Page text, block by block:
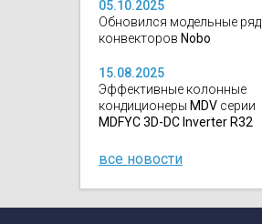
05.10.2025
Обновился модельные ряд
конвекторов Nobo
15.08.2025
Эффективные колонные
кондиционеры MDV серии
MDFYC 3D-DC Inverter R32
все новости